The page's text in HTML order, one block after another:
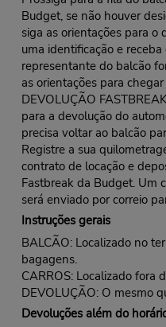
Budget, se não houver
siga as orientações para o
uma identificação e
representante do balcão
as orientações para
DEVOLUÇÃO
para a devolução do
precisa voltar ao balcão
Registre a sua
contrato de locação e
Fastbreak da Budget. Um
será enviado por correio
Instruções gerais
BALCÃO: Localizado no
bagagens.
CARROS: Localizado fora
DEVOLUÇÃO: O mesmo
Devoluções além do